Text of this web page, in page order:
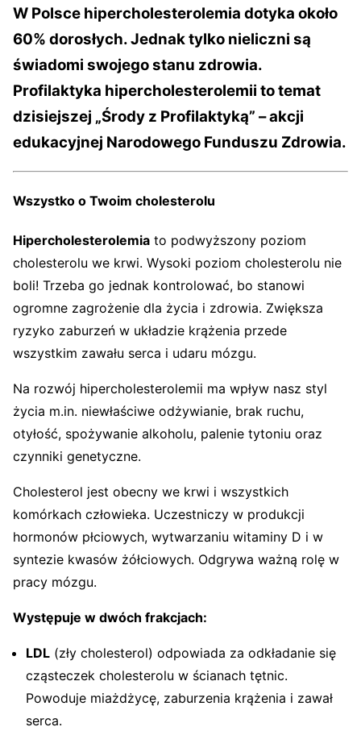
W Polsce hipercholesterolemia dotyka około
60% dorosłych. Jednak tylko nieliczni są
świadomi swojego stanu zdrowia.
Profilaktyka hipercholesterolemii to temat
dzisiejszej „Środy z Profilaktyką” – akcji
edukacyjnej Narodowego Funduszu Zdrowia.
Wszystko o Twoim cholesterolu
Hipercholesterolemia to podwyższony poziom
cholesterolu we krwi. Wysoki poziom cholesterolu nie
boli! Trzeba go jednak kontrolować, bo stanowi
ogromne zagrożenie dla życia i zdrowia. Zwiększa
ryzyko zaburzeń w układzie krążenia przede
wszystkim zawału serca i udaru mózgu.
Na rozwój hipercholesterolemii ma wpływ nasz styl
życia m.in. niewłaściwe odżywianie, brak ruchu,
otyłość, spożywanie alkoholu, palenie tytoniu oraz
czynniki genetyczne.
Cholesterol jest obecny we krwi i wszystkich
komórkach człowieka. Uczestniczy w produkcji
hormonów płciowych, wytwarzaniu witaminy D i w
syntezie kwasów żółciowych. Odgrywa ważną rolę w
pracy mózgu.
Występuje w dwóch frakcjach:
LDL (zły cholesterol) odpowiada za odkładanie się
cząsteczek cholesterolu w ścianach tętnic.
Powoduje miażdżycę, zaburzenia krążenia i zawał
serca.